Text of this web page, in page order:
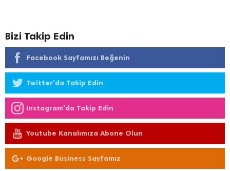
Bizi Takip Edin
Facebook Sayfamızı Beğenin
Twitter'da Takip Edin
Instagram'da Takip Edin
Youtube Kanalımıza Abone Olun
Google Business Sayfamız